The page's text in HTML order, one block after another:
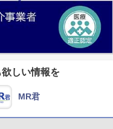
しい情報を
MR君